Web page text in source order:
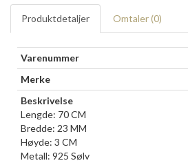
Produktdetaljer Omtaler (0)
Varenummer
Merke
Beskrivelse
Lengde: 70 CM
Bredde: 23 MM
Høyde: 3 CM
Metall: 925 Sølv